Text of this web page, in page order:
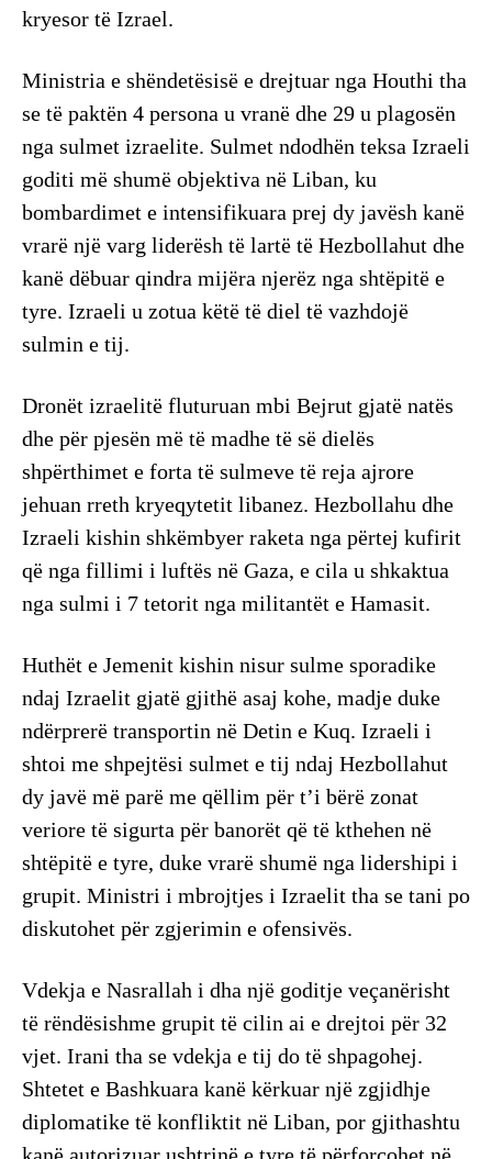
kryesor të Izrael.
Ministria e shëndetësisë e drejtuar nga Houthi tha
se të paktën 4 persona u vranë dhe 29 u plagosën
nga sulmet izraelite. Sulmet ndodhën teksa Izraeli
goditi më shumë objektiva në Liban, ku
bombardimet e intensifikuara prej dy javësh kanë
vrarë një varg liderësh të lartë të Hezbollahut dhe
kanë dëbuar qindra mijëra njerëz nga shtëpitë e
tyre. Izraeli u zotua këtë të diel të vazhdojë
sulmin e tij.
Dronët izraelitë fluturuan mbi Bejrut gjatë natës
dhe për pjesën më të madhe të së dielës
shpërthimet e forta të sulmeve të reja ajrore
jehuan rreth kryeqytetit libanez. Hezbollahu dhe
Izraeli kishin shkëmbyer raketa nga përtej kufirit
që nga fillimi i luftës në Gaza, e cila u shkaktua
nga sulmi i 7 tetorit nga militantët e Hamasit.
Huthët e Jemenit kishin nisur sulme sporadike
ndaj Izraelit gjatë gjithë asaj kohe, madje duke
ndërprerë transportin në Detin e Kuq. Izraeli i
shtoi me shpejtësi sulmet e tij ndaj Hezbollahut
dy javë më parë me qëllim për t’i bërë zonat
veriore të sigurta për banorët që të kthehen në
shtëpitë e tyre, duke vrarë shumë nga lidershipi i
grupit. Ministri i mbrojtjes i Izraelit tha se tani po
diskutohet për zgjerimin e ofensivës.
Vdekja e Nasrallah i dha një goditje veçanërisht
të rëndësishme grupit të cilin ai e drejtoi për 32
vjet. Irani tha se vdekja e tij do të shpagohej.
Shtetet e Bashkuara kanë kërkuar një zgjidhje
diplomatike të konfliktit në Liban, por gjithashtu